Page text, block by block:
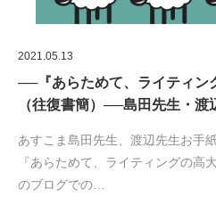
2021.05.13
──『あらためて、ライティン
（往復書簡）──島田先生・渡
あすこま島田先生、渡辺先生お手
『あらためて、ライティングの高
のブログでの…